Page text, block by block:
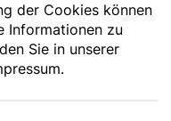
der Cookies können
Informationen zu
Sie in unserer
.